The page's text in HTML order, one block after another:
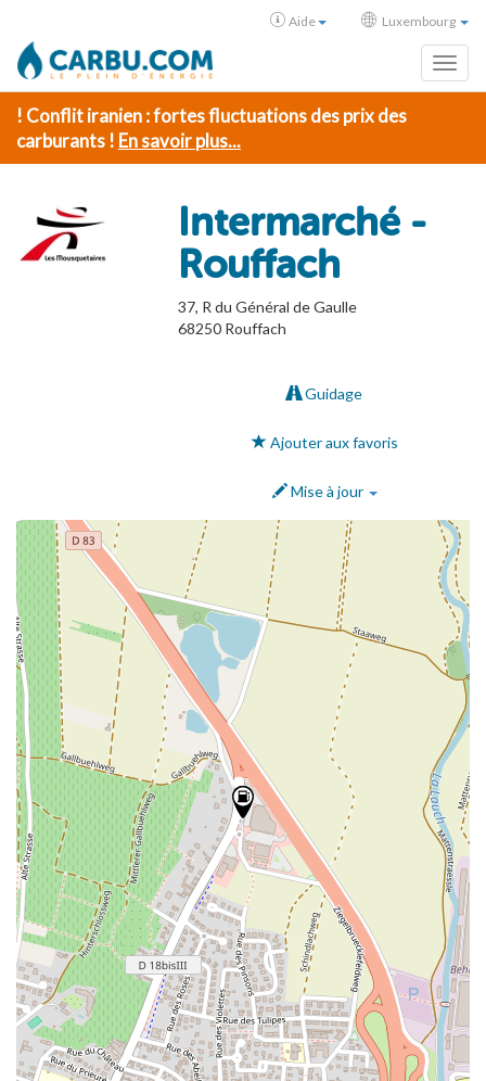
Aide Luxembourg
! Conflit iranien : fortes fluctuations des prix des
carburants ! En savoir plus...
Intermarché -
Rouffach
37, R du Général de Gaulle
68250 Rouffach
Guidage
Ajouter aux favoris
Mise à jour